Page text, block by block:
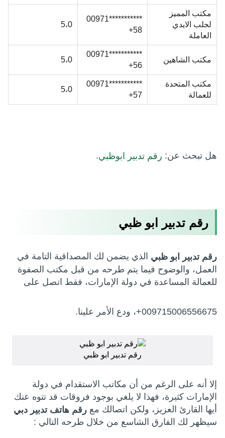
مكتب المميز
لجلب الايدي
العاملة
***********00971
58+
5،0
مكتب الشاهين
***********00971
56+
5،0
مكتب المتحدة
للعمالة
***********00971
57+
5،0
هل تبحث عن: رقم تدبير ابوظبي.
رقم تدبير ابو ظبي
رقم تدبير ابو ظبي الذي يضمن لك المصداقية التامة في
العمل، والوضوح فيما يتم طرحه من قبل مكتب الصفوة
للعمالة المساعدة في دولة الإمارات، فقط اتصل على
009715006556675+، ودع الأمر علينا.
رقم تدبير ابو ظبي
إلا أنه على الرغم من أن مكاتب الاستقدام في دولة
الإمارات كثيرة، فهذا لا يلغي بوجود فروقات قد تتوه عنك
أيها القارئ العزيز، ولكن اتصالك مع رقم هاتف تدبير دبي
سيظهر لك الفارق الشاسع من خلال طرحه التالي :